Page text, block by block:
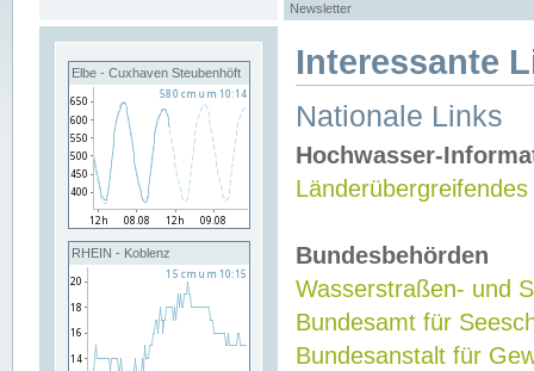
Newsletter
Elbe - Cuxhaven Steubenhöft
RHEIN - Koblenz
Interessante
Nationale Links
Hochwasser-
Bundesbehörden
Wasserstraßen- und
Bundesamt für
Bundesanstalt für